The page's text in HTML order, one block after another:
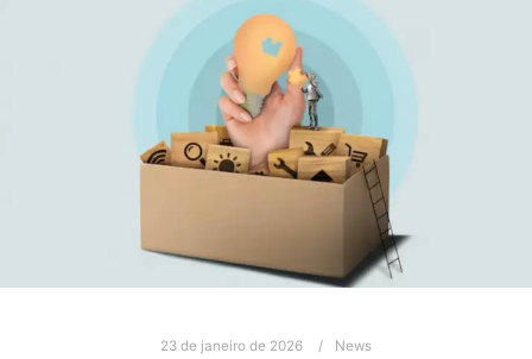
23 de janeiro de 2026 News